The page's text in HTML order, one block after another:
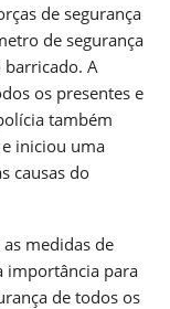
de segurança
de segurança
A
os presentes e
também
iniciou uma
causas do
medidas de
importância para
de todos os